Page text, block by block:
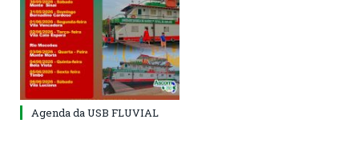
Agenda da USB FLUVIAL